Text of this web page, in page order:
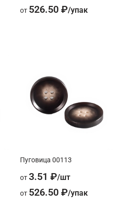
от 526.50 ₽
Пуговица 00113
от 3.51 ₽
от 526.50 ₽